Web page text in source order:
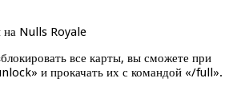
все карты, вы сможете при
и прокачать их с командой «/full».